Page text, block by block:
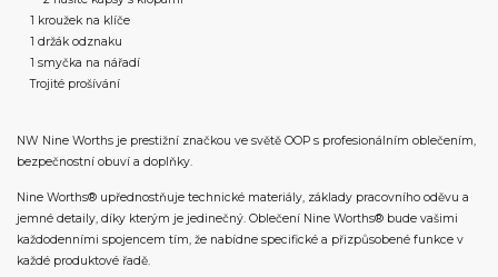
1 kroužek na klíče
1 držák odznaku
1 smyčka na nářadí
Trojité prošívání
NW Nine Worths je prestižní značkou ve světě OOP s profesionálním oblečením,
bezpečnostní obuví a doplňky.
Nine Worths® upřednostňuje technické materiály, základy pracovního oděvu a
jemné detaily, díky kterým je jedinečný. Oblečení Nine Worths® bude vašimi
každodenními spojencem tím, že nabídne specifické a přizpůsobené funkce v
každé produktové řadě.